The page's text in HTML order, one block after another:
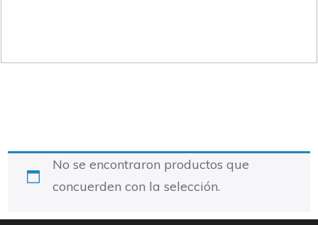
No se encontraron productos que
concuerden con la selección.